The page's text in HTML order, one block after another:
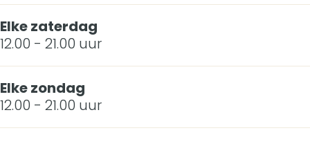
o
n
e
r
Elke zaterdag
12.00 - 21.00 uur
Elke zondag
12.00 - 21.00 uur